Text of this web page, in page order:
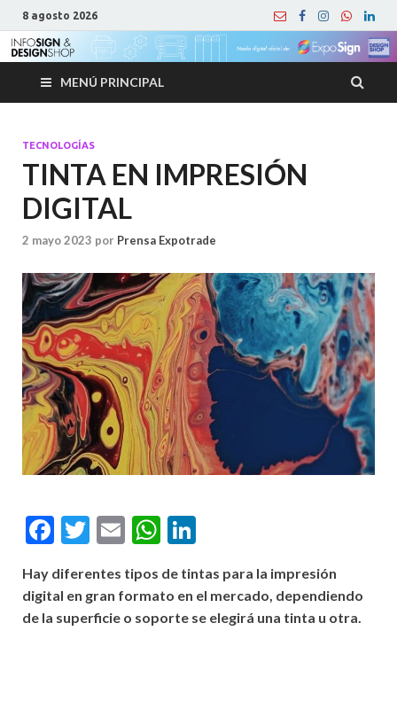
8 agosto 2026
MENÚ PRINCIPAL
TECNOLOGÍAS
TINTA EN IMPRESIÓN
DIGITAL
2 mayo 2023 por Prensa Expotrade
F
e
b
T
itt
er
E
ai
l
W
at
s
ke
dI
Hay diferentes tipos de tintas para la impresión
digital en gran formato en el mercado, dependiendo
de la superficie o soporte se elegirá una tinta u otra.